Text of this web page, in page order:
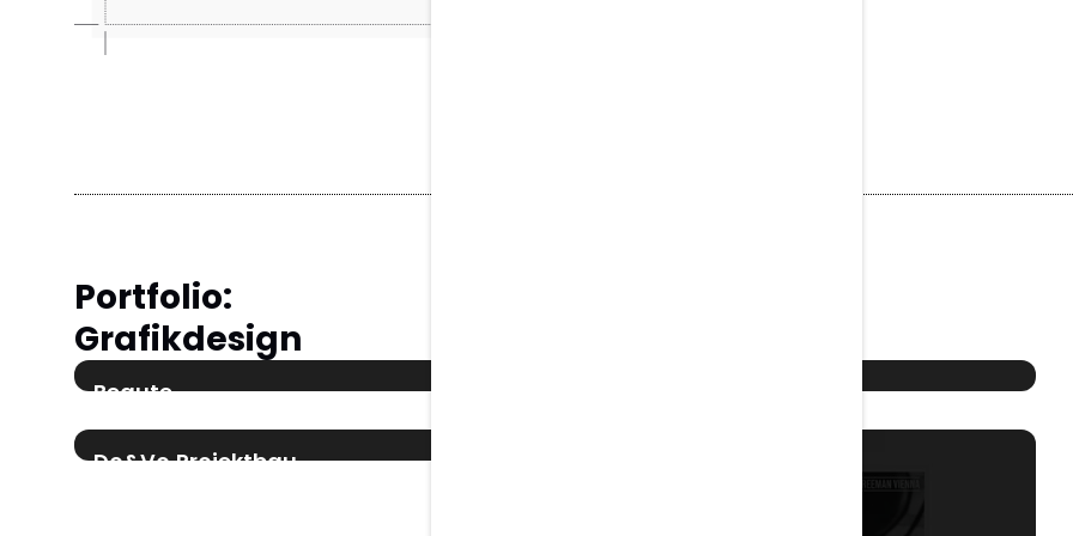
Portfolio:
Grafikdesign
Beaute
Do&Vo Projektbau